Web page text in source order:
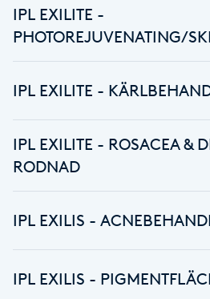
Friskvårdsmassage
Funktionsanalys
Färgning
Gel naglar
IPL EXILITE -
PHOTOREJUVENATING/
IPL EXILITE -
IPL EXILITE - ROSACEA &
RODNAD
IPL EXILIS -
IPL EXILIS -